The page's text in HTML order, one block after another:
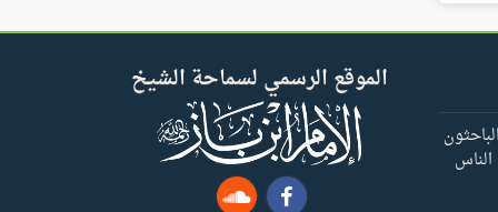
الموقع الرسمي لسماحة الشيخ